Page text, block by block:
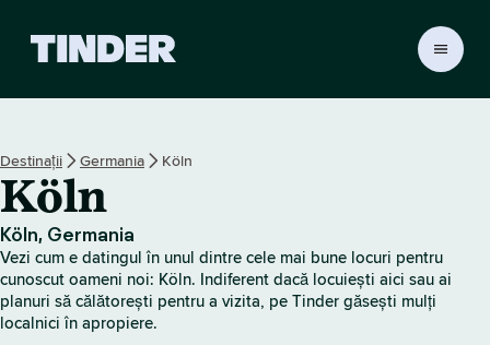
T
e
r
Destinații Germania Köln
Köln
Köln, Germania
Vezi cum e datingul în unul dintre cele mai bune locuri pentru
cunoscut oameni noi: Köln. Indiferent dacă locuiești aici sau ai
planuri să călătorești pentru a vizita, pe Tinder găsești mulți
localnici în apropiere.